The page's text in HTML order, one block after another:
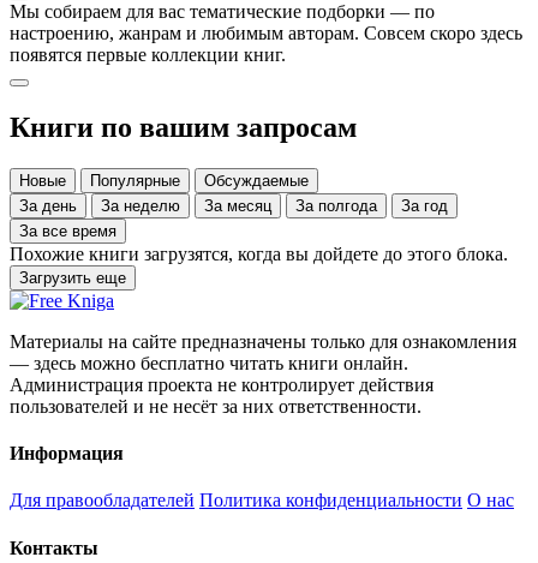
Мы собираем для вас тематические подборки — по
настроению, жанрам и любимым авторам. Совсем скоро здесь
появятся первые коллекции книг.
Книги по вашим запросам
Новые Популярные
Обсуждаемые
За день
За неделю За месяц За полгода
За год
За все время
Похожие книги загрузятся, когда вы дойдете до этого блока.
Загрузить еще
Материалы на сайте предназначены только для ознакомления
— здесь можно бесплатно читать книги онлайн.
Администрация проекта не контролирует действия
пользователей и не несёт за них ответственности.
Информация
Для правообладателей Политика конфиденциальности О нас
Контакты